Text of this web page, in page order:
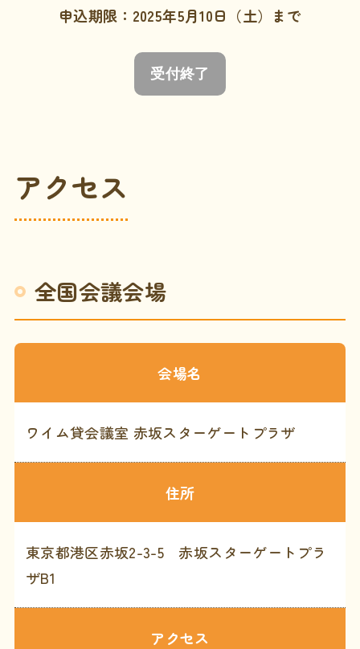
申込期限：2025年5月10日（土）まで
受付終了
アクセス
全国会議会場
会場名
ワイム貸会議室 赤坂スターゲートプラザ
住所
東京都港区赤坂2-3-5 赤坂スターゲートプラ
ザB1
アクセス